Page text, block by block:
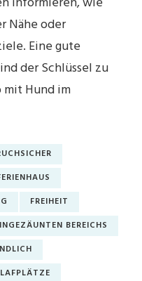
Nähe oder
Eine gute
der Schlüssel zu
mit Hund im
FREIHEIT
BEREICHS